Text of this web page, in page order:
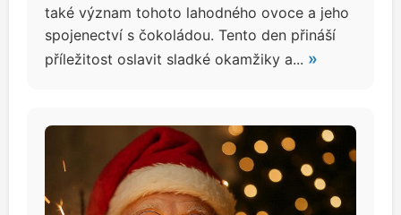
také význam tohoto lahodného ovoce a jeho
spojenectví s čokoládou. Tento den přináší
příležitost oslavit sladké okamžiky a... »